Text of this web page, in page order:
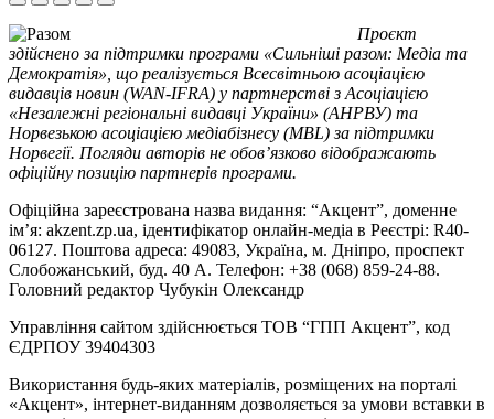
Проєкт
здійснено за підтримки програми «Сильніші разом: Медіа та
Демократія», що реалізується Всесвітньою асоціацією
видавців новин (WAN-IFRA) у партнерстві з Асоціацією
«Незалежні регіональні видавці України» (АНРВУ) та
Норвезькою асоціацією медіабізнесу (MBL) за підтримки
Норвегії. Погляди авторів не обов’язково відображають
офіційну позицію партнерів програми.
Офіційна зареєстрована назва видання: “Акцент”, доменне
ім’я: akzent.zp.ua, ідентифікатор онлайн-медіа в Реєстрі: R40-
06127. Поштова адреса: 49083, Україна, м. Дніпро, проспект
Слобожанський, буд. 40 А. Телефон: +38 (068) 859-24-88.
Головний редактор Чубукін Олександр
Управління сайтом здійснюється ТОВ “ГПП Акцент”, код
ЄДРПОУ 39404303
Використання будь-яких матеріалів, розміщених на порталі
«Акцент», інтернет-виданням дозволяється за умови вставки в